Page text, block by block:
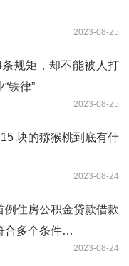
2023-08-25
规矩，却不能被人打
铁律”
2023-08-25
块的猕猴桃到底有什
2023-08-24
例住房公积金贷款借款
合多个条件…
2023-08-24